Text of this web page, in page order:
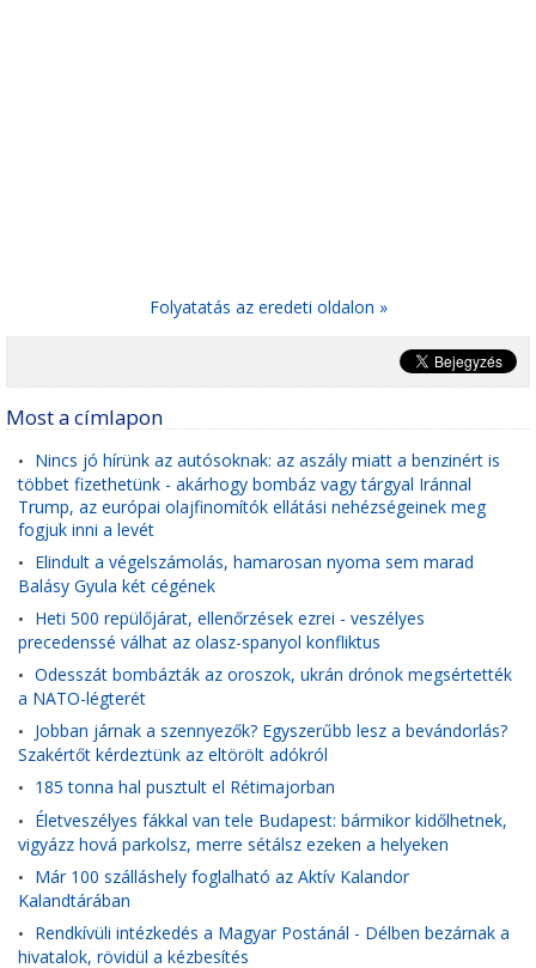
Folyatatás az eredeti oldalon »
Most a címlapon
• Nincs jó hírünk az autósoknak: az aszály miatt a benzinért is
többet fizethetünk - akárhogy bombáz vagy tárgyal Iránnal
Trump, az európai olajfinomítók ellátási nehézségeinek meg
fogjuk inni a levét
• Elindult a végelszámolás, hamarosan nyoma sem marad
Balásy Gyula két cégének
• Heti 500 repülőjárat, ellenőrzések ezrei - veszélyes
precedenssé válhat az olasz-spanyol konfliktus
• Odesszát bombázták az oroszok, ukrán drónok megsértették
a NATO-légterét
• Jobban járnak a szennyezők? Egyszerűbb lesz a bevándorlás?
Szakértőt kérdeztünk az eltörölt adókról
• 185 tonna hal pusztult el Rétimajorban
• Életveszélyes fákkal van tele Budapest: bármikor kidőlhetnek,
vigyázz hová parkolsz, merre sétálsz ezeken a helyeken
• Már 100 szálláshely foglalható az Aktív Kalandor
Kalandtárában
• Rendkívüli intézkedés a Magyar Postánál - Délben bezárnak a
hivatalok, rövidül a kézbesítés